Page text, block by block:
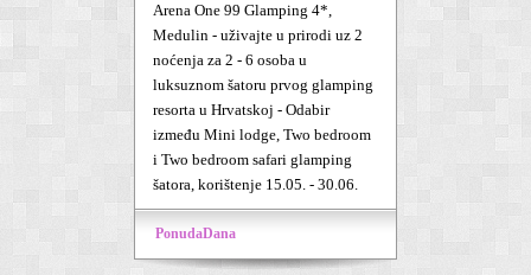
Arena One 99 Glamping 4*,
Medulin - uživajte u prirodi uz 2
noćenja za 2 - 6 osoba u
luksuznom šatoru prvog glamping
resorta u Hrvatskoj - Odabir
između Mini lodge, Two bedroom
i Two bedroom safari glamping
šatora, korištenje 15.05. - 30.06.
PonudaDana